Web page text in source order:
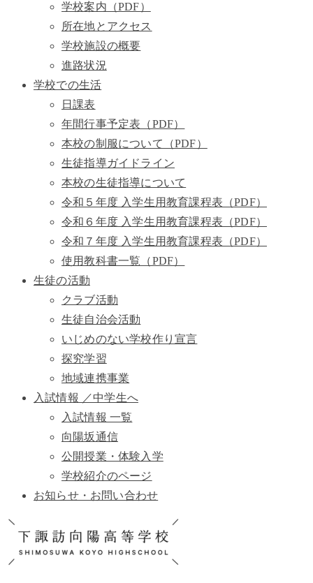
学校案内（PDF）
所在地とアクセス
学校施設の概要
進路状況
学校での生活
日課表
年間行事予定表（PDF）
本校の制服について（PDF）
生徒指導ガイドライン
本校の生徒指導について
令和５年度 入学生用教育課程表（PDF）
令和６年度 入学生用教育課程表（PDF）
令和７年度 入学生用教育課程表（PDF）
使用教科書一覧（PDF）
生徒の活動
クラブ活動
生徒自治会活動
いじめのない学校作り宣言
探究学習
地域連携事業
入試情報 ／中学生へ
入試情報 一覧
向陽坂通信
公開授業・体験入学
学校紹介のページ
お知らせ・お問い合わせ